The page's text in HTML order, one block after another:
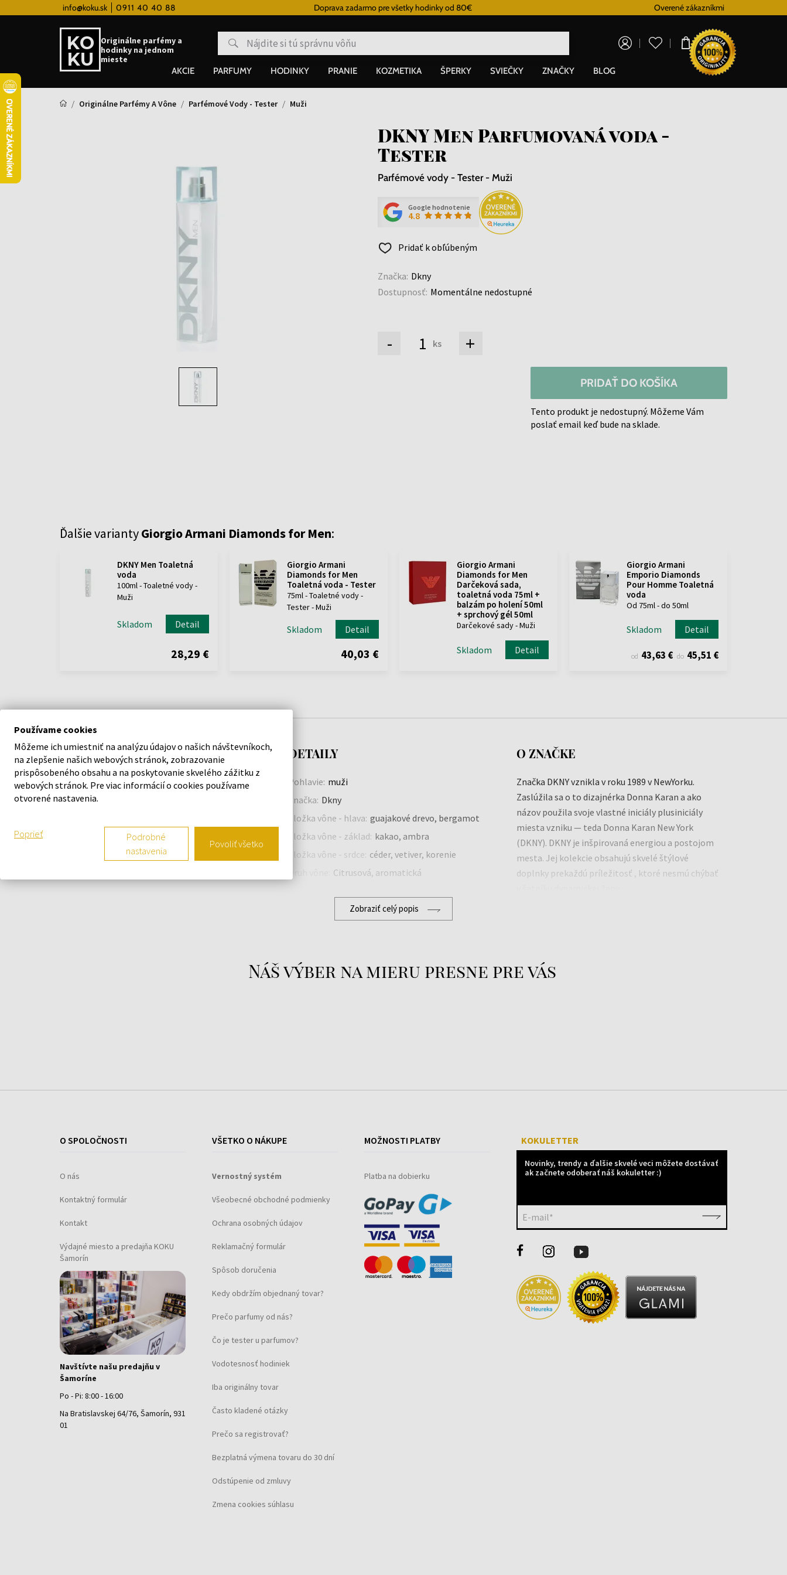
info@koku.sk 0911 40 40 88Vernostný systém Doprava zadarmo pre všetky hodinky od 80€ Overené zákazníkmi
Originálne parfémy a
hodinky na jednom
mieste
0,00 €
AKCIE PARFUMY HODINKY PRANIE KOZMETIKA ŠPERKY SVIEČKY ZNAČKY BLOG
Originálne Parfémy A Vône Parfémové Vody - Tester Muži
DKNY Men Parfumovaná voda -
Tester
Parfémové vody - Tester - Muži
Google hodnotenie
4.8
Pridať k obľúbeným
Značka: Dkny
Dostupnosť: Momentálne nedostupné
- ks +
PRIDAŤ DO KOŠÍKA
Tento produkt je nedostupný. Môžeme Vám
poslať email keď bude na sklade.
Ďalšie variantyGiorgio Armani Diamonds for Men:
DKNY Men Toaletná
voda
100ml - Toaletné vody -
Muži
Skladom Detail
28,29 €
Giorgio Armani
Diamonds for Men
Toaletná voda - Tester
75ml - Toaletné vody -
Tester - Muži
Skladom Detail
40,03 €
Giorgio Armani
Diamonds for Men
Darčeková sada,
toaletná voda 75ml +
balzám po holení 50ml
+ sprchový gél 50ml
Darčekové sady - Muži
Skladom Detail
Giorgio Armani
Emporio Diamonds
Pour Homme Toaletná
voda
Od 75ml - do 50ml
Skladom Detail
od 43,63 € do 45,51 €
POPIS
Emporio Diamonds for Men je aromatická vôňa
plná dreva, ktorej predaj bol zahájený v roku 2008.
Srdce je plnené vetiverom, cédrom a korením.
Základ spočíva na akordoch kakaa a ambry.
DETAILY
Pohlavie: muži
Značka: Dkny
Zložka vône - hlava: guajakové drevo, bergamot
Zložka vône - základ: kakao, ambra
Zložka vône - srdce: céder, vetiver, korenie
Citrusová, aromatická
O ZNAČKE
Značka DKNY vznikla v roku 1989 v NewYorku.
Zaslúžila sa o to dizajnérka Donna Karan a ako
názov použila svoje vlastné iniciály plusiniciály
miesta vzniku — teda Donna Karan New York
(DKNY). DKNY je inšpirovaná energiou a postojom
mesta. Jej kolekcie obsahujú skvelé štýlové
doplnky prekaždú príležitosť , ktoré nesmú chýbať
Zobraziť celý popis
Náš výber na mieru presne pre vás
O SPOLOČNOSTI
O nás
Kontaktný formulár
Kontakt
Výdajné miesto a predajňa KOKU
Šamorín
Navštívte našu predajňu v
Šamoríne
Po - Pi: 8:00 - 16:00
Na Bratislavskej 64/76, Šamorín, 931
01
VŠETKO O NÁKUPE
Vernostný systém
Všeobecné obchodné podmienky
Ochrana osobných údajov
Reklamačný formulár
Spôsob doručenia
Kedy obdržím objednaný tovar?
Prečo parfumy od nás?
Čo je tester u parfumov?
Vodotesnosť hodiniek
Iba originálny tovar
Často kladené otázky
Prečo sa registrovať?
Bezplatná výmena tovaru do 30 dní
Odstúpenie od zmluvy
Zmena cookies súhlasu
MOŽNOSTI PLATBY
Platba na dobierku
KOKULETTER
Novinky, trendy a ďalšie skvelé veci môžete dostávať
ak začnete odoberať náš kokuletter :)
E-mail*
Používame cookies
Môžeme ich umiestniť na analýzu údajov o našich návštevníkoch,
na zlepšenie našich webových stránok, zobrazovanie
prispôsobeného obsahu a na poskytovanie skvelého zážitku z
webových stránok. Pre viac informácií o cookies používame
otvorené nastavenia.
Poprieť
Podrobné
nastavenia
Povoliť všetko